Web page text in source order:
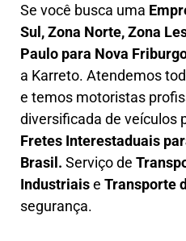
Se você busca uma
Sul, Zona Norte, Zona
Paulo para Nova
a Karreto. Atendemos
e temos motoristas
diversificada de veículos
Fretes Interestaduais
Brasil. Serviço de
Industriaise Transporte
segurança.